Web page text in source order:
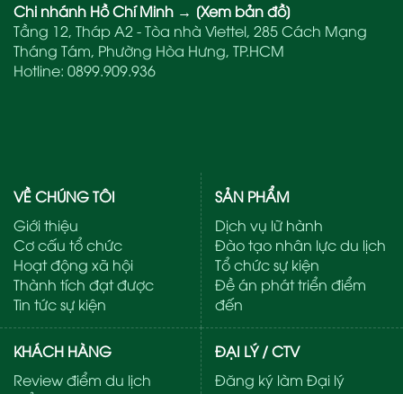
Chi nhánh Hồ Chí Minh → [Xem bản đồ]
Tầng 12, Tháp A2 - Tòa nhà Viettel, 285 Cách Mạng
Tháng Tám, Phường Hòa Hưng, TP.HCM
Hotline: 0899.909.936
VỀ CHÚNG TÔI
Giới thiệu
Cơ cấu tổ chức
Hoạt động xã hội
Thành tích đạt được
Tin tức sự kiện
SẢN PHẨM
Dịch vụ lữ hành
Đào tạo nhân lực du lịch
Tổ chức sự kiện
Đề án phát triển điểm
đến
KHÁCH HÀNG
Review điểm du lịch
ĐẠI LÝ / CTV
Đăng ký làm Đại lý